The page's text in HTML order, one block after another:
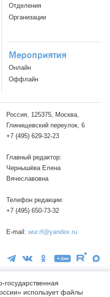
Отделения
Организации
Мероприятия
Онлайн
Оффлайн
Россия, 125375, Москва,
Глинищевский переулок, 6
+7 (495) 629-32-23
Главный редактор:
Чернышёва Елена
Вячеславовна
Телефон редакции:
+7 (495) 650-73-32
E-mail: wur.rf@yandex.ru
использует файлы